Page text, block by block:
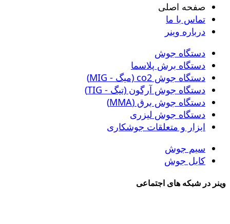
صفحه اصلی
تماس با ما
درباره وینر
دستگاه جوش
دستگاه برش پلاسما
دستگاه جوش co2 (میگ - MIG)
دستگاه جوش آرگون (تیگ - TIG)
دستگاه جوش برق (MMA)
دستگاه جوش لیزری
ابزار و متعلقات جوشکاری
سیم جوش
کابل جوش
وینر در شبکه های اجتماعی